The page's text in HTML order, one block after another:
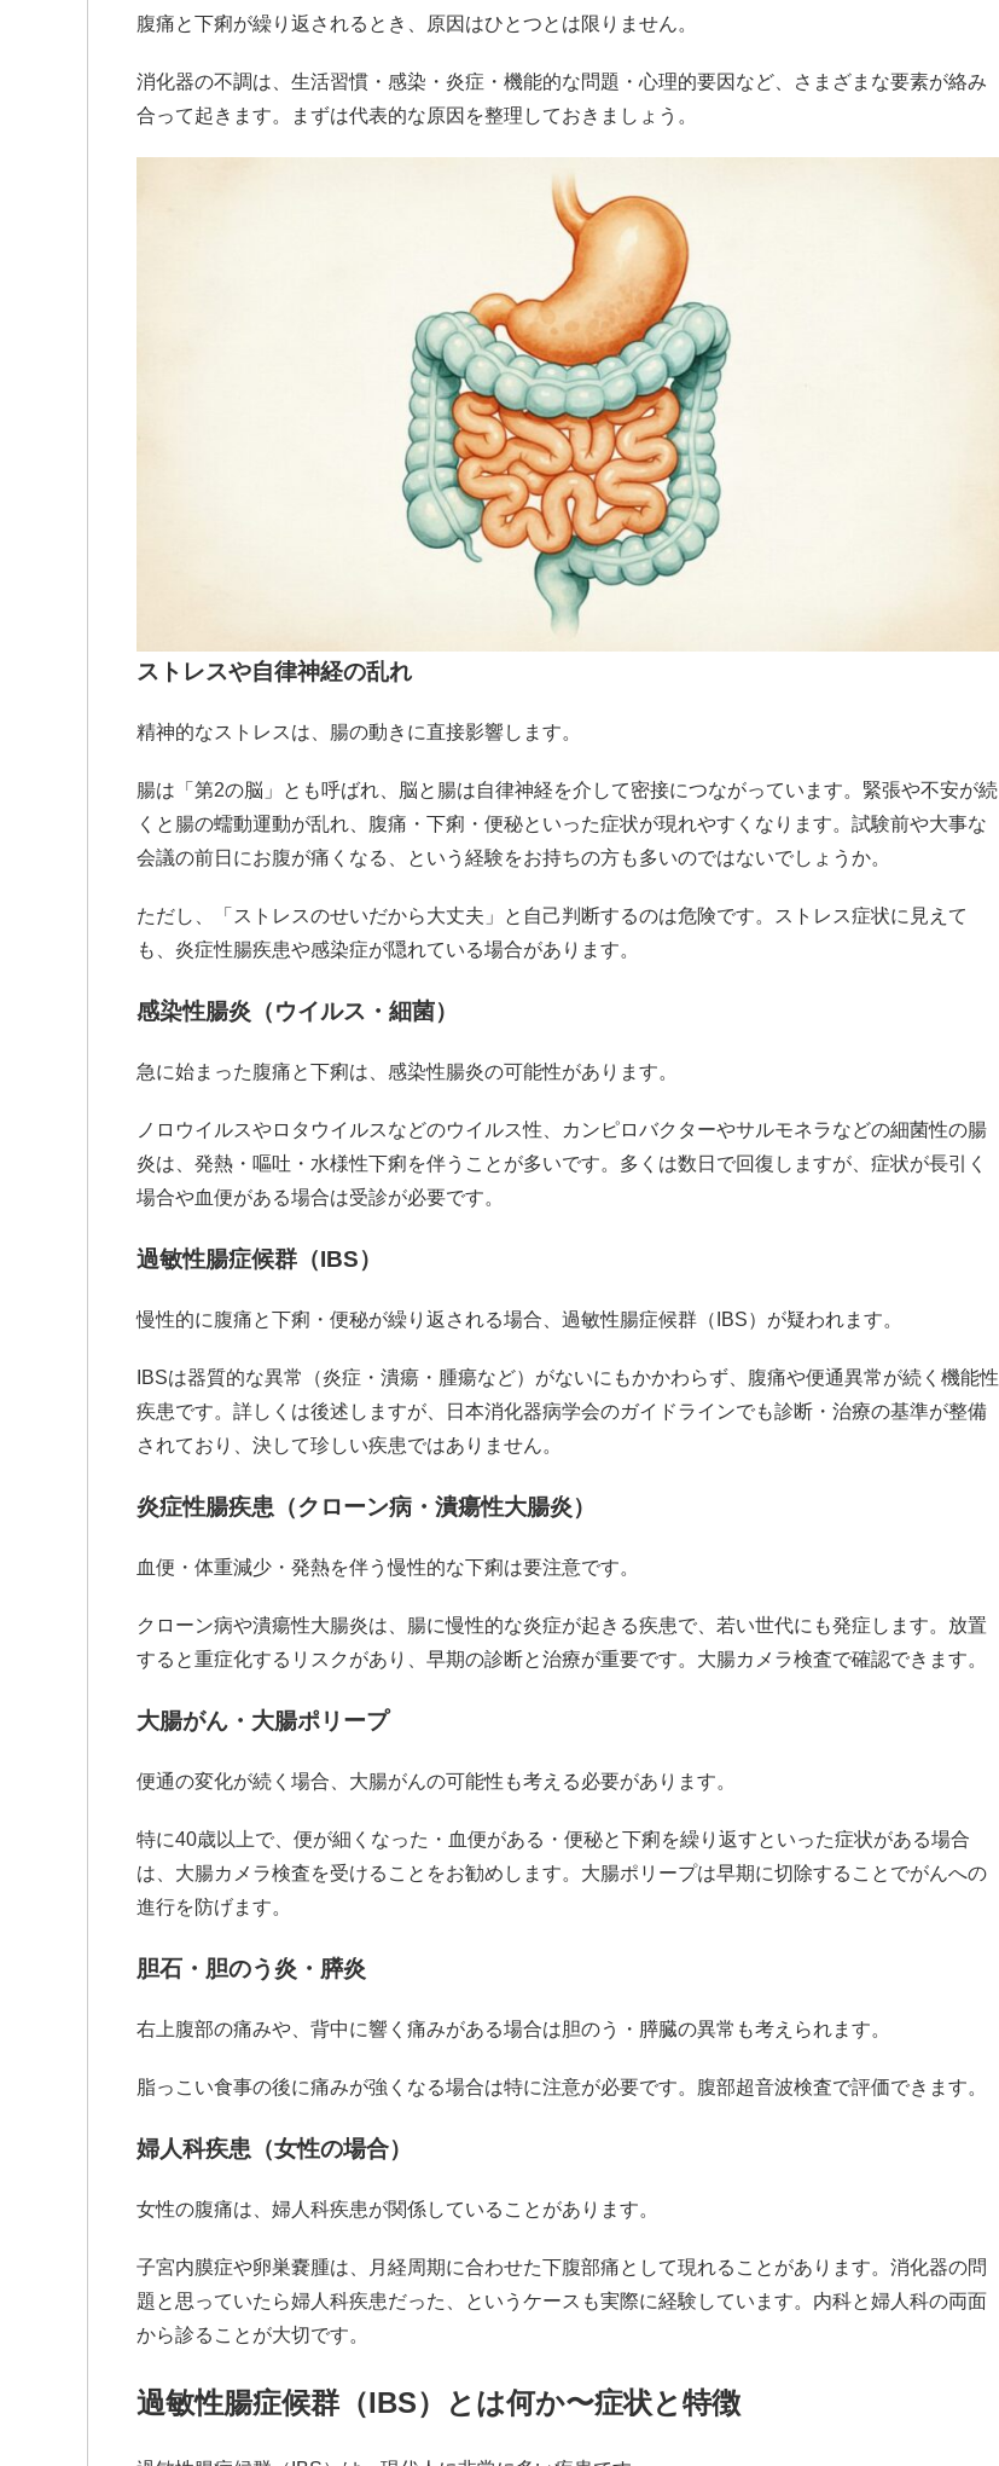
腹痛と下痢が繰り返されるとき、原因はひとつとは限りません。
消化器の不調は、生活習慣・感染・炎症・機能的な問題・心理的要因など、さまざまな要素が絡み
合って起きます。まずは代表的な原因を整理しておきましょう。
ストレスや自律神経の乱れ
精神的なストレスは、腸の動きに直接影響します。
腸は「第2の脳」とも呼ばれ、脳と腸は自律神経を介して密接につながっています。緊張や不安が続
くと腸の蠕動運動が乱れ、腹痛・下痢・便秘といった症状が現れやすくなります。試験前や大事な
会議の前日にお腹が痛くなる、という経験をお持ちの方も多いのではないでしょうか。
ただし、「ストレスのせいだから大丈夫」と自己判断するのは危険です。ストレス症状に見えて
も、炎症性腸疾患や感染症が隠れている場合があります。
感染性腸炎（ウイルス・細菌）
急に始まった腹痛と下痢は、感染性腸炎の可能性があります。
ノロウイルスやロタウイルスなどのウイルス性、カンピロバクターやサルモネラなどの細菌性の腸
炎は、発熱・嘔吐・水様性下痢を伴うことが多いです。多くは数日で回復しますが、症状が長引く
場合や血便がある場合は受診が必要です。
過敏性腸症候群（IBS）
慢性的に腹痛と下痢・便秘が繰り返される場合、過敏性腸症候群（IBS）が疑われます。
IBSは器質的な異常（炎症・潰瘍・腫瘍など）がないにもかかわらず、腹痛や便通異常が続く機能性
疾患です。詳しくは後述しますが、日本消化器病学会のガイドラインでも診断・治療の基準が整備
されており、決して珍しい疾患ではありません。
炎症性腸疾患（クローン病・潰瘍性大腸炎）
血便・体重減少・発熱を伴う慢性的な下痢は要注意です。
クローン病や潰瘍性大腸炎は、腸に慢性的な炎症が起きる疾患で、若い世代にも発症します。放置
すると重症化するリスクがあり、早期の診断と治療が重要です。大腸カメラ検査で確認できます。
大腸がん・大腸ポリープ
便通の変化が続く場合、大腸がんの可能性も考える必要があります。
特に40歳以上で、便が細くなった・血便がある・便秘と下痢を繰り返すといった症状がある場合
は、大腸カメラ検査を受けることをお勧めします。大腸ポリープは早期に切除することでがんへの
進行を防げます。
胆石・胆のう炎・膵炎
右上腹部の痛みや、背中に響く痛みがある場合は胆のう・膵臓の異常も考えられます。
脂っこい食事の後に痛みが強くなる場合は特に注意が必要です。腹部超音波検査で評価できます。
婦人科疾患（女性の場合）
女性の腹痛は、婦人科疾患が関係していることがあります。
子宮内膜症や卵巣嚢腫は、月経周期に合わせた下腹部痛として現れることがあります。消化器の問
題と思っていたら婦人科疾患だった、というケースも実際に経験しています。内科と婦人科の両面
から診ることが大切です。
過敏性腸症候群（IBS）とは何か〜症状と特徴